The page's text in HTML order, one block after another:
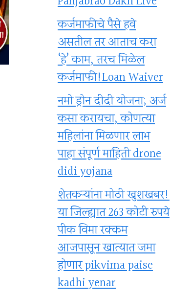
कर्जमाफीचे पैसे हवे
असतील तर आताच करा
‘हे’ काम, तरच मिळेल
कर्जमाफी!Loan Waiver
नमो ड्रोन दीदी योजना; अर्ज
कसा करायचा, कोणत्या
महिलांना मिळणार लाभ
पाहा संपूर्ण माहिती drone
didi yojana
शेतकऱ्यांना मोठी खुशखबर!
या जिल्ह्यात 263 कोटी रुपये
पीक विमा रक्कम
आजपासून खात्यात जमा
होणार pikvima paise
kadhi yenar